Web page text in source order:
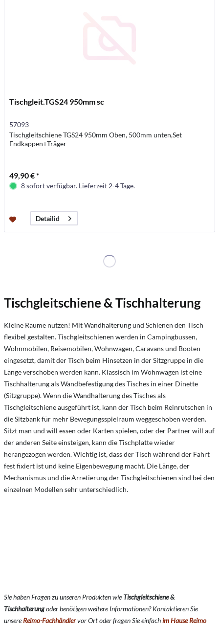
Tischgleit.TGS24 950mm sc
57093
Tischgleitschiene TGS24 950mm Oben, 500mm unten,Set
Endkappen+Träger
49,90 € *
8 sofort verfügbar. Lieferzeit 2-4 Tage.
Detailid
Tischgleitschiene & Tischhalterung
Kleine Räume nutzen! Mit Wandhalterung und Schienen den Tisch
flexibel gestalten. Tischgleitschienen werden in Campingbussen,
Wohnmobilen, Reisemobilen, Wohnwagen, Caravans und Booten
eingesetzt, damit der Tisch beim Hinsetzen in der Sitzgruppe in die
Länge verschoben werden kann. Klassisch im Wohnwagen ist eine
Tischhalterung als Wandbefestigung des Tisches in einer Dinette
(Sitzgruppe). Wenn die Wandhalterung des Tisches als
Tischgleitschiene ausgeführt ist, kann der Tisch beim Reinrutschen in
die Sitzbank für mehr Bewegungsspielraum weggeschoben werden.
Sitzt man und will essen oder Karten spielen, oder der Partner will auf
der anderen Seite einsteigen, kann die Tischplatte wieder
herangezogen werden. Wichtig ist, dass der Tisch während der Fahrt
fest fixiert ist und keine Eigenbewegung macht. Die Länge, der
Mechanismus und die Arretierung der Tischgleitschienen sind bei den
einzelnen Modellen sehr unterschiedlich.
Sie haben Fragen zu unseren Produkten wieTischgleitschiene &
Tischhalterungoder benötigen weitere Informationen? Kontaktieren Sie
unsereReimo-Fachhändlervor Ort oder fragen Sie einfachim Hause Reimo